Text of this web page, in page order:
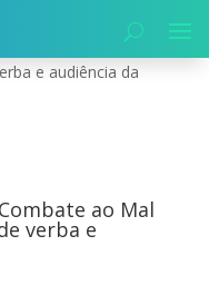
de Combate ao
e audiência da
ao Mal
verba e